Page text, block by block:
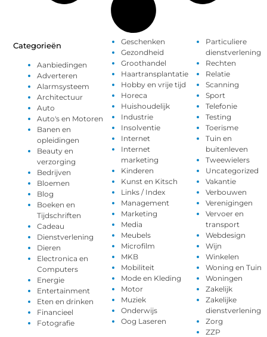
Categorieën
Aanbiedingen
Adverteren
Alarmsysteem
Architectuur
Auto
Auto's en Motoren
Banen en
opleidingen
Beauty en
verzorging
Bedrijven
Bloemen
Blog
Boeken en
Tijdschriften
Cadeau
Dienstverlening
Dieren
Electronica en
Computers
Energie
Entertainment
Eten en drinken
Financieel
Fotografie
Geschenken
Gezondheid
Groothandel
Haartransplantatie
Hobby en vrije tijd
Horeca
Huishoudelijk
Industrie
Insolventie
Internet
Internet
marketing
Kinderen
Kunst en Kitsch
Links / Index
Management
Marketing
Media
Meubels
Microfilm
MKB
Mobiliteit
Mode en Kleding
Motor
Muziek
Onderwijs
Oog Laseren
Particuliere
dienstverlening
Rechten
Relatie
Scanning
Sport
Telefonie
Testing
Toerisme
Tuin en
buitenleven
Tweewielers
Uncategorized
Vakantie
Verbouwen
Verenigingen
Vervoer en
transport
Webdesign
Wijn
Winkelen
Woning en Tuin
Woningen
Zakelijk
Zakelijke
dienstverlening
Zorg
ZZP